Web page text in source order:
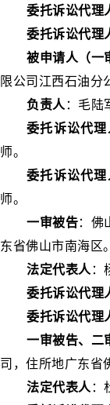
委托诉讼代理
委托诉讼代理
被申请人（一
限公司江西石油分
负责人：毛陆
委托诉讼代
师。
委托诉讼代
师。
一审被告：佛
东省佛山市南海区。
法定代表人：
委托诉讼代理
委托诉讼代理
一审被告、二
司，住所地广东省
法定代表人：